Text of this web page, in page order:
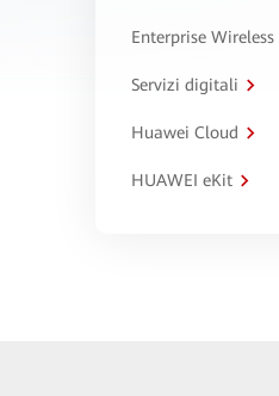
Enterprise Wireless
Servizi digitali
Huawei Cloud
HUAWEI eKit